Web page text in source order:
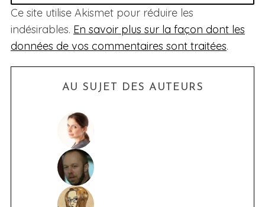
Ce site utilise Akismet pour réduire les
indésirables. En savoir plus sur la façon dont les
données de vos commentaires sont traitées.
AU SUJET DES AUTEURS